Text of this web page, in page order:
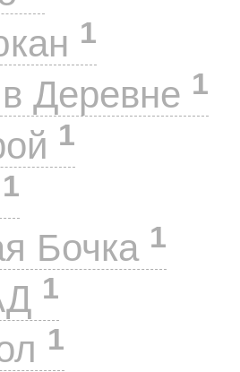
1
Деревне 1
1
1
Бочка 1
1
1